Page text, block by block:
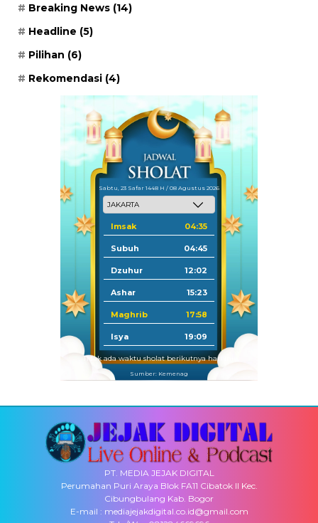
Breaking News (14)
Headline (5)
Pilihan (6)
Rekomendasi (4)
Sabtu, 23 Safar 1448 H / 08 Agustus 2026
Imsak 04:35
Subuh 04:45
Dzuhur 12:02
Ashar 15:23
Maghrib 17:58
Isya 19:09
Tidak ada waktu sholat berikutnya hari ini.
Sumber: Kemenag
PT. MEDIA JEJAK DIGITAL
Perumahan Puri Araya Blok FA11 Cibatok II Kec.
Cibungbulang Kab. Bogor
E-mail : mediajejakdigital.co.id@gmail.com